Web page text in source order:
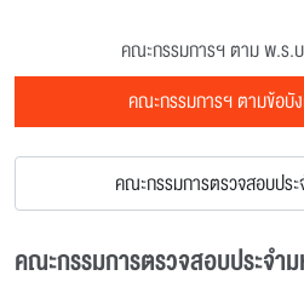
คณะกรรมการฯ ตาม พ.ร.
คณะกรรมการฯ ตามข้อบั
คณะกรรมการตรวจสอบปร
คณะกรรมการตรวจสอบประจำ